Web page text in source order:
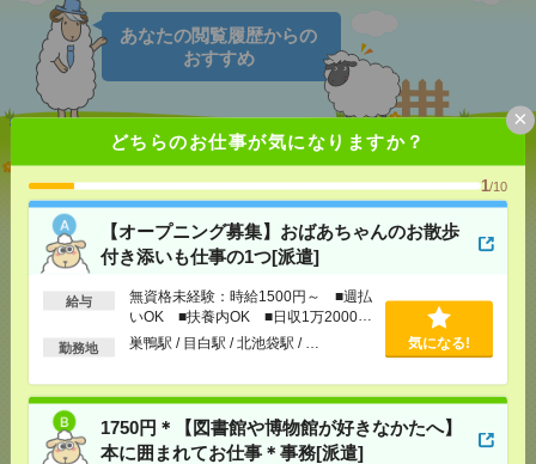
どちらのお仕事が気になりますか？
1/10
【オープニング募集】おばあちゃんのお散歩
付き添いも仕事の1つ[派遣]
給与
無資格未経験：時給1500円～ ■週払
いOK ■扶養内OK ■日収1万2000円
以上
勤務地 巣鴨駅 / 目白駅 / 北池袋駅 / … 気になる!
1750円＊【図書館や博物館が好きなかたへ】
本に囲まれてお仕事＊事務[派遣]
×
あなたの閲覧履歴からの
おすすめ
【オープニング募集】おばあちゃんのお散歩付き添
いも仕事の1つ[派遣]
[給 与]
無資格未経験：時給1500円～ ■週払い
OK ■扶養内OK ■日収1万2000円以上
[交通費]交通費全額支給
[勤務地]巣鴨駅/目白駅/北池袋駅/…
1750円＊【図書館や博物館が好きなかたへ】本に囲
まれてお仕事＊事務[派遣]
[給 与]
時給1750円 月収例 245,000円
[交通費]
全額支給